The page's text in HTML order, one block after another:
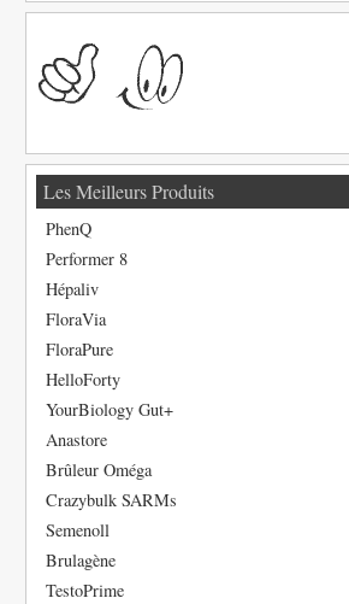
Les Meilleurs Produits
PhenQ
Performer 8
Hépaliv
FloraVia
FloraPure
HelloForty
YourBiology Gut+
Anastore
Brûleur Oméga
Crazybulk SARMs
Semenoll
Brulagène
TestoPrime